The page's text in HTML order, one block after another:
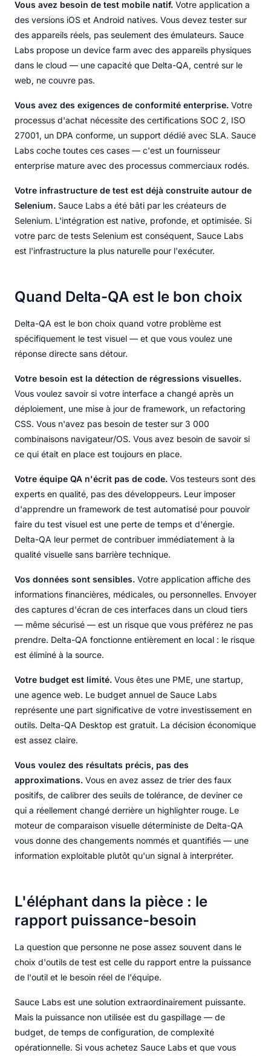
Vous avez besoin de test mobile natif. Votre application a
des versions iOS et Android natives. Vous devez tester sur
des appareils réels, pas seulement des émulateurs. Sauce
Labs propose un device farm avec des appareils physiques
dans le cloud — une capacité que Delta-QA, centré sur le
web, ne couvre pas.
Vous avez des exigences de conformité enterprise. Votre
processus d'achat nécessite des certifications SOC 2, ISO
27001, un DPA conforme, un support dédié avec SLA. Sauce
Labs coche toutes ces cases — c'est un fournisseur
enterprise mature avec des processus commerciaux rodés.
Votre infrastructure de test est déjà construite autour de
Selenium. Sauce Labs a été bâti par les créateurs de
Selenium. L'intégration est native, profonde, et optimisée. Si
votre parc de tests Selenium est conséquent, Sauce Labs
est l'infrastructure la plus naturelle pour l'exécuter.
Quand Delta-QA est le bon choix
Delta-QA est le bon choix quand votre problème est
spécifiquement le test visuel — et que vous voulez une
réponse directe sans détour.
Votre besoin est la détection de régressions visuelles.
Vous voulez savoir si votre interface a changé après un
déploiement, une mise à jour de framework, un refactoring
CSS. Vous n'avez pas besoin de tester sur 3 000
combinaisons navigateur/OS. Vous avez besoin de savoir si
ce qui était en place est toujours en place.
Votre équipe QA n'écrit pas de code. Vos testeurs sont des
experts en qualité, pas des développeurs. Leur imposer
d'apprendre un framework de test automatisé pour pouvoir
faire du test visuel est une perte de temps et d'énergie.
Delta-QA leur permet de contribuer immédiatement à la
qualité visuelle sans barrière technique.
Vos données sont sensibles. Votre application affiche des
informations financières, médicales, ou personnelles. Envoyer
des captures d'écran de ces interfaces dans un cloud tiers
— même sécurisé — est un risque que vous préférez ne pas
prendre. Delta-QA fonctionne entièrement en local : le risque
est éliminé à la source.
Votre budget est limité. Vous êtes une PME, une startup,
une agence web. Le budget annuel de Sauce Labs
représente une part significative de votre investissement en
outils. Delta-QA Desktop est gratuit. La décision économique
est assez claire.
Vous voulez des résultats précis, pas des
approximations. Vous en avez assez de trier des faux
positifs, de calibrer des seuils de tolérance, de deviner ce
qui a réellement changé derrière un highlighter rouge. Le
moteur de comparaison visuelle déterministe de Delta-QA
vous donne des changements nommés et quantifiés — une
information exploitable plutôt qu'un signal à interpréter.
L'éléphant dans la pièce : le
rapport puissance-besoin
La question que personne ne pose assez souvent dans le
choix d'outils de test est celle du rapport entre la puissance
de l'outil et le besoin réel de l'équipe.
Sauce Labs est une solution extraordinairement puissante.
Mais la puissance non utilisée est du gaspillage — de
budget, de temps de configuration, de complexité
opérationnelle. Si vous achetez Sauce Labs et que vous